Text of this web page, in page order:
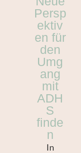
Persp
ektiv
en für
den
Umg
ang
mit
ADH
S
finde
n
In